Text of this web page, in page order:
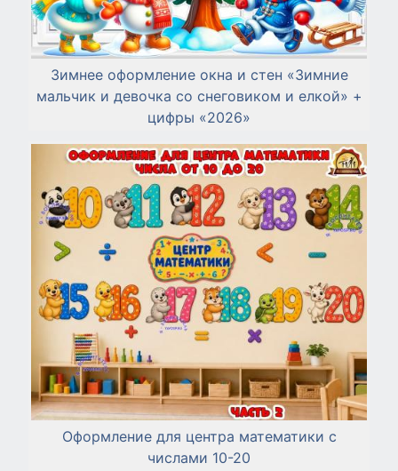
Зимнее оформление окна и стен «Зимние
мальчик и девочка со снеговиком и елкой» +
цифры «2026»
Оформление для центра математики с
числами 10-20